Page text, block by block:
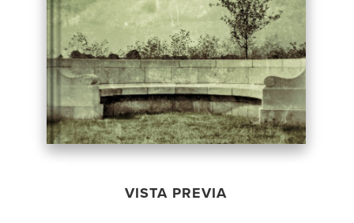
VISTA PREVIA